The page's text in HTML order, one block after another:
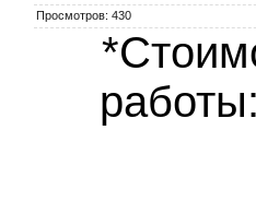
Просмотров: 430